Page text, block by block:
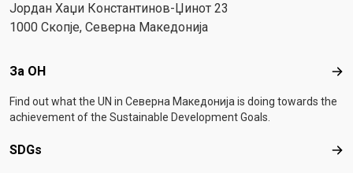
Јордан Хаџи Константинов-Џинот 23
1000 Скопје, Северна Македонија
Footer menu
За ОН За
Find out what the UN in Северна Македонија is doing towards the
achievement of the Sustainable Development Goals.
SDGs